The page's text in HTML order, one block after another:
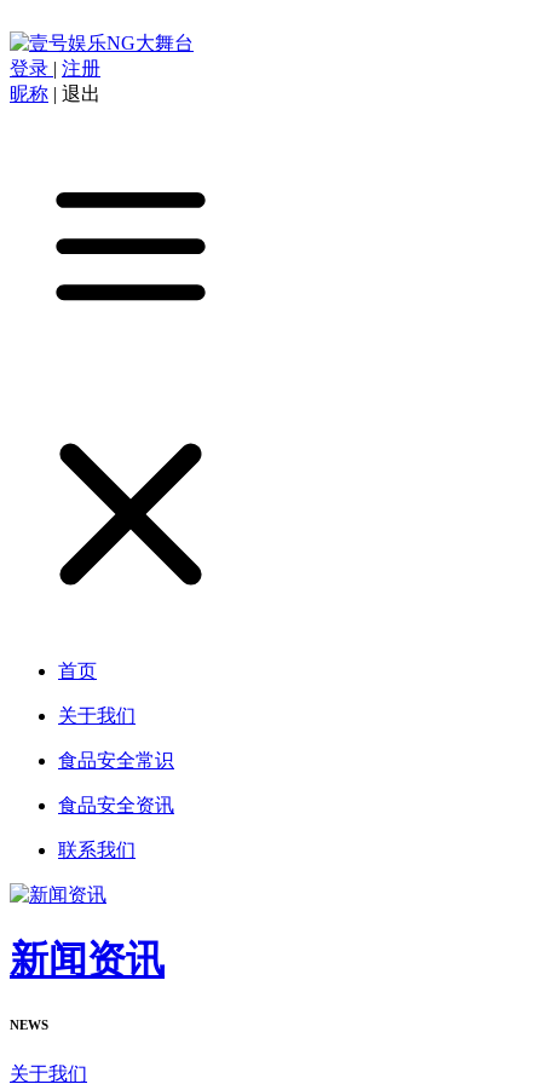
登录 | 注册
昵称 | 退出
首页
关于我们
食品安全常识
食品安全资讯
联系我们
新闻资讯
NEWS
关于我们